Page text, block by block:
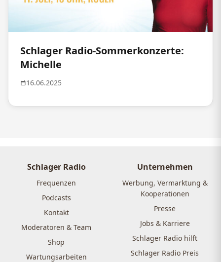
Schlager Radio-Sommerkonzerte:
Michelle
16.06.2025
Schlager Radio
Frequenzen
Podcasts
Kontakt
Moderatoren & Team
Shop
Wartungsarbeiten
Unternehmen
Werbung, Vermarktung &
Kooperationen
Presse
Jobs & Karriere
Schlager Radio hilft
Schlager Radio Preis